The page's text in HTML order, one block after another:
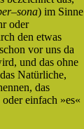
) im Sinne
oder
den etwas
vor uns da
und das ohne
Natürliche,
das
einfach »es«